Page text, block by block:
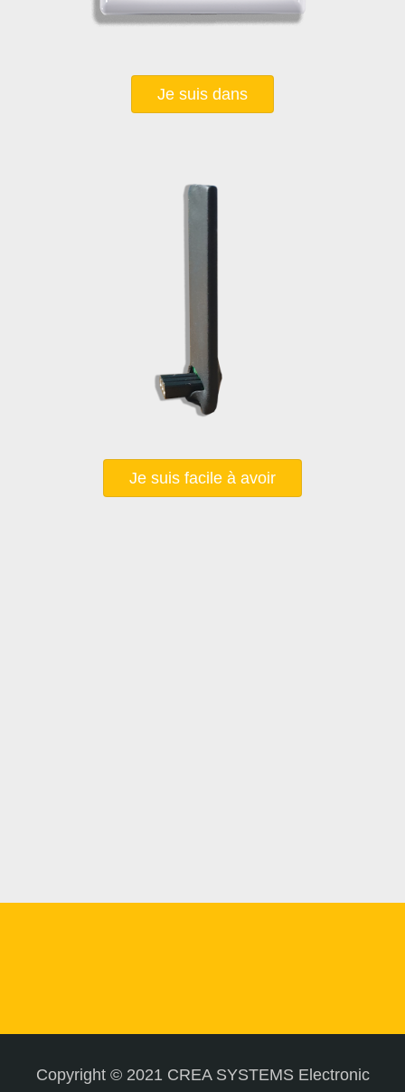
Je suis dans
Je suis facile à avoir
Copyright © 2021 CREA SYSTEMS Electronic